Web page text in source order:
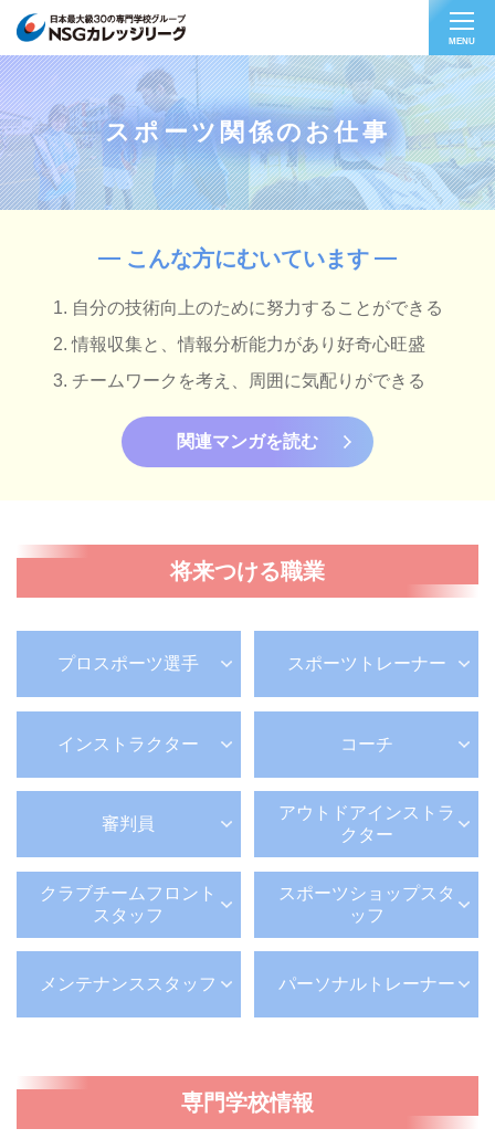
MENU
スポーツ関係のお仕事
こんな方にむいています
自分の技術向上のために努力することができる
情報収集と、情報分析能力があり好奇心旺盛
チームワークを考え、周囲に気配りができる
関連マンガを読む
将来つける職業
プロスポーツ選手 スポーツトレーナー
インストラクター コーチ
審判員
アウトドアインストラ
クター
クラブチーム フロント
スタッフ
スポーツショップスタ
ッフ
メンテナンススタッフ パーソナルトレーナー
専門学校情報